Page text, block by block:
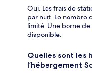
Oui. Les frais de
par nuit. Le nombre
limité. Une borne
disponible.
Quelles sont les
l’hébergement